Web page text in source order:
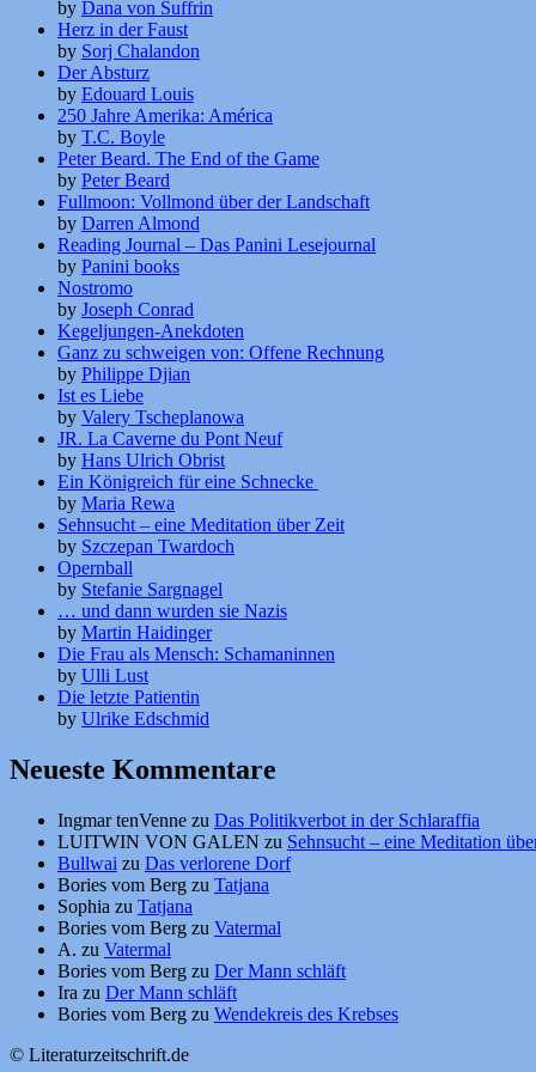
by Dana von Suffrin
Herz in der Faust
by Sorj Chalandon
Der Absturz
by Edouard Louis
250 Jahre Amerika: América
by T.C. Boyle
Peter Beard. The End of the Game
by Peter Beard
Fullmoon: Vollmond über der Landschaft
by Darren Almond
Reading Journal – Das Panini Lesejournal
by Panini books
Nostromo
by Joseph Conrad
Kegeljungen-Anekdoten
Ganz zu schweigen von: Offene Rechnung
by Philippe Djian
Ist es Liebe
by Valery Tscheplanowa
JR. La Caverne du Pont Neuf
by Hans Ulrich Obrist
Ein Königreich für eine Schnecke
by Maria Rewa
Sehnsucht – eine Meditation über Zeit
by Szczepan Twardoch
Opernball
by Stefanie Sargnagel
… und dann wurden sie Nazis
by Martin Haidinger
Die Frau als Mensch: Schamaninnen
by Ulli Lust
Die letzte Patientin
by Ulrike Edschmid
Neueste Kommentare
Ingmar tenVenne zu Das Politikverbot in der Schlaraffia
LUITWIN VON GALEN zu Sehnsucht – eine Meditation
Bullwai zu Das verlorene Dorf
Bories vom Berg zu Tatjana
Sophia zu Tatjana
Bories vom Berg zu Vatermal
A. zu Vatermal
Bories vom Berg zu Der Mann schläft
Ira zu Der Mann schläft
Bories vom Berg zu Wendekreis des Krebses
© Literaturzeitschrift.de